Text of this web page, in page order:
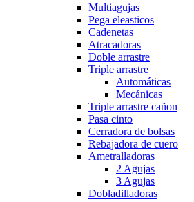
Multiagujas
Pega eleasticos
Cadenetas
Atracadoras
Doble arrastre
Triple arrastre
Automáticas
Mecánicas
Triple arrastre cañon
Pasa cinto
Cerradora de bolsas
Rebajadora de cuero
Ametralladoras
2 Agujas
3 Agujas
Dobladilladoras